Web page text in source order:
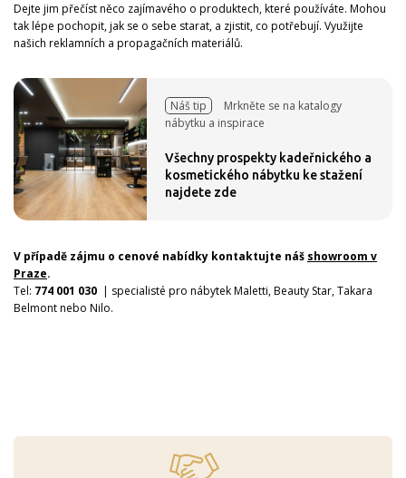
Dejte jim přečíst něco zajímavého o produktech, které používáte. Mohou
tak lépe pochopit, jak se o sebe starat, a zjistit, co potřebují. Využijte
našich reklamních a propagačních materiálů.
Náš tip
Mrkněte se na katalogy
nábytku a inspirace
Všechny prospekty kadeřnického a
kosmetického nábytku ke stažení
najdete zde
V případě zájmu o cenové nabídky kontaktujte náš showroom v
Praze.
Tel: 774 001 030 | specialisté pro nábytek Maletti, Beauty Star, Takara
Belmont nebo Nilo.